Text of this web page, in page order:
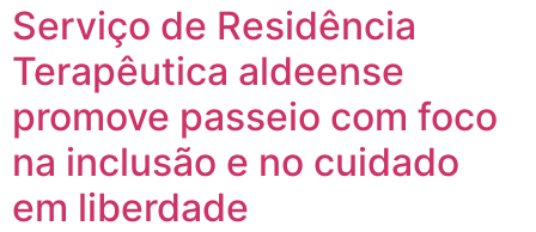
Serviço de Residência
Terapêutica aldeense
promove passeio com foco
na inclusão e no cuidado
em liberdade